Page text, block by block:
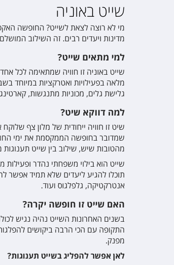
שייט באוניה
מי לא רוצה לצאת לשייט? החופשה
מדינות ויעדים רבים. זה השילוב
למי מתאים שייט?
שייט באוניה זו חוויה שמתאימה לכל
מלאה בפעילויות ואטרקציות במיוחד
גלישת גלים, מכוניות מתנגשות,
למה דווקא שיט?
שיט זו חוויה ייחודית של מלון צף
מהטובות שיש, שילוב בין שייט
שייט הוא בילוי משפחתי נהדר
תוכלו להגיע ליעדים שלא תמיד אפשר
אנטרקטיקה, גלפלגוס ועוד.
האם שייט זו חופשה יקרה?
בשנים האחרונות השייט נהיה נגיש
התקופה עם הכי הרבה ביקושים
מפנק.
לאן אפשר להפליג בשייט תענוגות?